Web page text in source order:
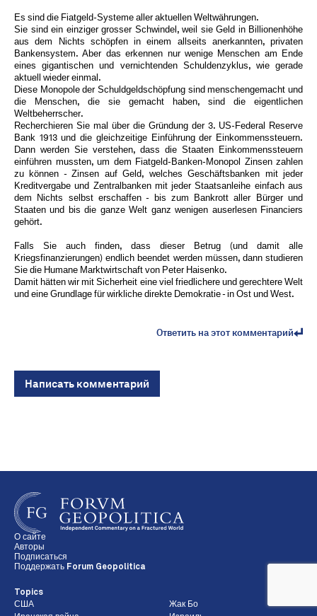
Es sind die Fiatgeld-Systeme aller aktuellen Weltwährungen.
Sie sind ein einziger grosser Schwindel, weil sie Geld in Billionenhöhe
aus dem Nichts schöpfen in einem allseits anerkannten, privaten
Bankensystem. Aber das erkennen nur wenige Menschen am Ende
eines gigantischen und vernichtenden Schuldenzyklus, wie gerade
aktuell wieder einmal.
Diese Monopole der Schuldgeldschöpfung sind menschengemacht und
die Menschen, die sie gemacht haben, sind die eigentlichen
Weltbeherrscher.
Recherchieren Sie mal über die Gründung der 3. US-Federal Reserve
Bank 1913 und die gleichzeitige Einführung der Einkommenssteuern.
Dann werden Sie verstehen, dass die Staaten Einkommenssteuern
einführen mussten, um dem Fiatgeld-Banken-Monopol Zinsen zahlen
zu können - Zinsen auf Geld, welches Geschäftsbanken mit jeder
Kreditvergabe und Zentralbanken mit jeder Staatsanleihe einfach aus
dem Nichts selbst erschaffen - bis zum Bankrott aller Bürger und
Staaten und bis die ganze Welt ganz wenigen auserlesen Financiers
gehört.
Falls Sie auch finden, dass dieser Betrug (und damit alle
Kriegsfinanzierungen) endlich beendet werden müssen, dann studieren
Sie die Humane Marktwirtschaft von Peter Haisenko.
Damit hätten wir mit Sicherheit eine viel friedlichere und gerechtere Welt
und eine Grundlage für wirkliche direkte Demokratie - in Ost und West.
Ответить на этот комментарий
Написать комментарий
О сайте
Авторы
Подписаться
Поддержать Forum Geopolitica
Topics
США
Жак Бо